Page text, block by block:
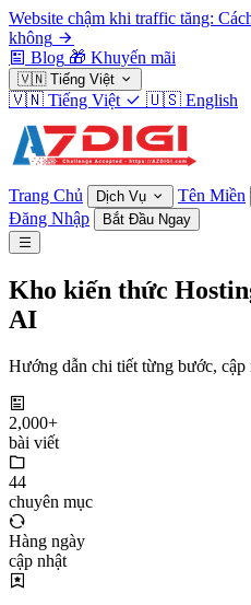
Website chậm khi traffic tăng:
không
Blog 🎁 Khuyến mãi
🇻🇳 Tiếng Việt
🇻🇳 Tiếng Việt 🇺🇸 English
Trang Chủ Dịch Vụ Tên Miền
Đăng Nhập Bắt Đầu Ngay
Kho kiến thức
AI
Hướng dẫn chi tiết từng bước, cập
2,000+
bài viết
44
chuyên mục
Hàng ngày
cập nhật